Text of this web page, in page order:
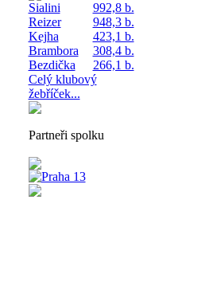
Sialini
992,8 b.
Reizer
948,3 b.
Kejha
423,1 b.
Brambora
308,4 b.
Bezdička
266,1 b.
Celý klubový
žebříček...
Partneři spolku